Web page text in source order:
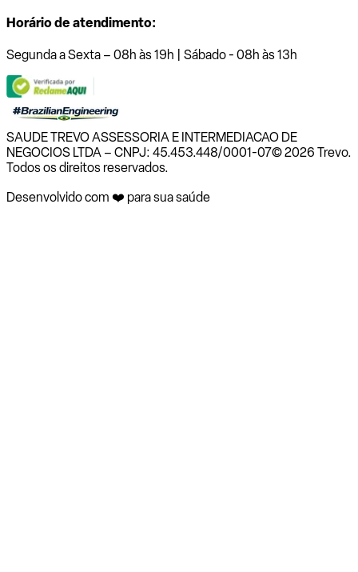
Horário de atendimento:
Segunda a Sexta – 08h às 19h | Sábado - 08h às 13h
SAUDE TREVO ASSESSORIA E INTERMEDIACAO DE
NEGOCIOS LTDA – CNPJ: 45.453.448/0001-07© 2026 Trevo.
Todos os direitos reservados.
Desenvolvido com ❤️ para sua saúde